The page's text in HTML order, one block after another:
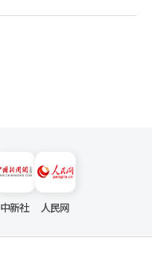
中新社 人民网